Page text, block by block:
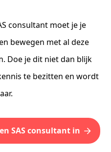
consultant moet je je
bewegen met al deze
Doe je dit niet dan blijk
te bezitten en wordt
SAS consultant in